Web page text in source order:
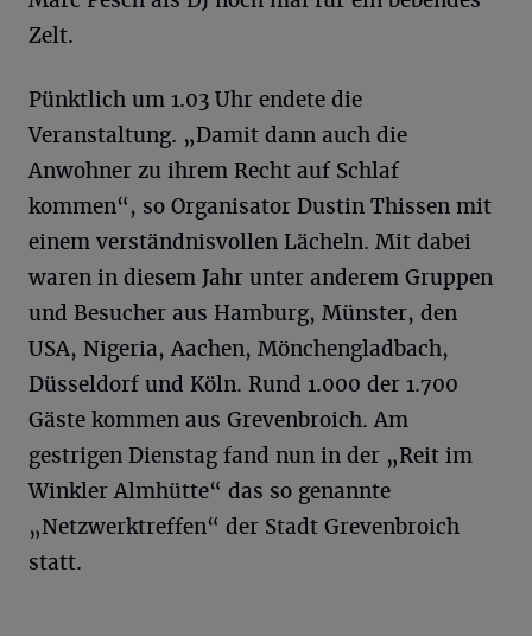
Zelt.
Pünktlich um 1.03 Uhr endete die
Veranstaltung. „Damit dann auch die
Anwohner zu ihrem Recht auf Schlaf
kommen“, so Organisator Dustin Thissen mit
einem verständnisvollen Lächeln. Mit dabei
waren in diesem Jahr unter anderem Gruppen
und Besucher aus Hamburg, Münster, den
USA, Nigeria, Aachen, Mönchengladbach,
Düsseldorf und Köln. Rund 1.000 der 1.700
Gäste kommen aus Grevenbroich. Am
gestrigen Dienstag fand nun in der „Reit im
Winkler Almhütte“ das so genannte
„Netzwerktreffen“ der Stadt Grevenbroich
statt.